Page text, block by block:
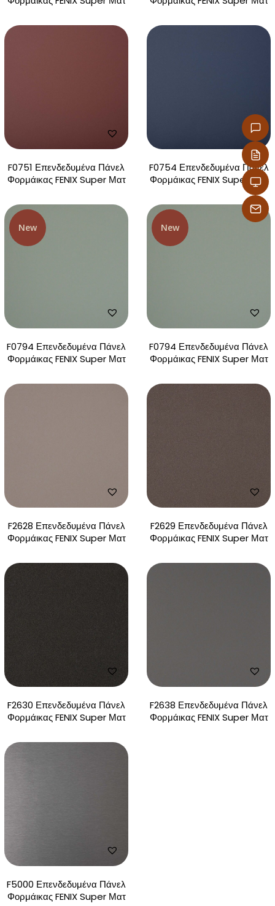
F0751 Επενδεδυμένα Πάνελ
Φορμάικας FENIX Super Ματ
F0754 Επενδεδυμένα Πάνελ
Φορμάικας FENIX Super Ματ
New
F0794 Επενδεδυμένα Πάνελ
Φορμάικας FENIX Super Ματ
New
F0794 Επενδεδυμένα Πάνελ
Φορμάικας FENIX Super Ματ
F2628 Επενδεδυμένα Πάνελ
Φορμάικας FENIX Super Ματ
F2629 Επενδεδυμένα Πάνελ
Φορμάικας FENIX Super Ματ
F2630 Επενδεδυμένα Πάνελ
Φορμάικας FENIX Super Ματ
F2638 Επενδεδυμένα Πάνελ
Φορμάικας FENIX Super Ματ
F5000 Επενδεδυμένα Πάνελ
Φορμάικας FENIX Super Ματ